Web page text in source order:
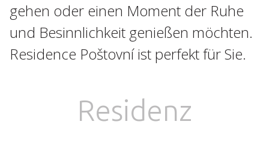
gehen oder einen Moment der Ruhe
und Besinnlichkeit genießen möchten.
Residence Poštovní ist perfekt für Sie.
Residenz